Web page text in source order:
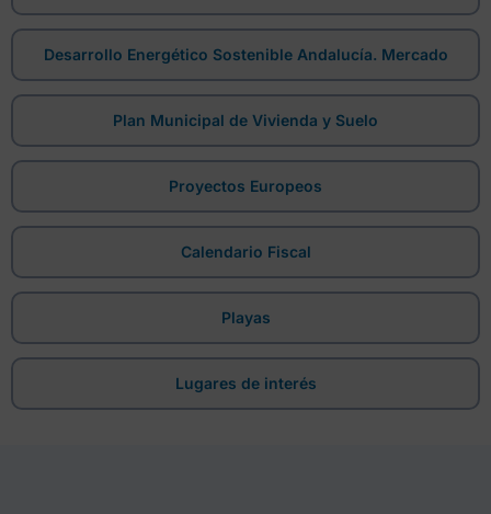
Desarrollo Energético Sostenible Andalucía. Mercado
Plan Municipal de Vivienda y Suelo
Proyectos Europeos
Calendario Fiscal
Playas
Lugares de interés